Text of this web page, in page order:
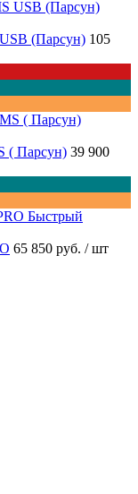
(Парсун) 105
( Парсун) 39 900
Быстрый
65 850 руб. / шт